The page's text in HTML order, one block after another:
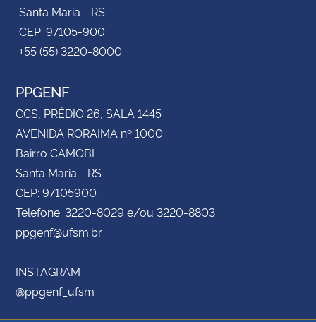
Santa Maria - RS
CEP: 97105-900
+55 (55) 3220-8000
PPGENF
CCS, PRÉDIO 26, SALA 1445
AVENIDA RORAIMA nº 1000
Bairro CAMOBI
Santa Maria - RS
CEP: 97105900
Telefone: 3220-8029 e/ou 3220-8803
ppgenf@ufsm.br
INSTAGRAM
@ppgenf_ufsm